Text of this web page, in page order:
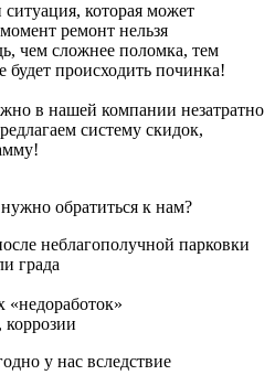
которая может
ремонт нельзя
чем сложнее поломка, тем
будет происходить починка!
в нашей компании незатратно
систему скидок,
обратиться к нам?
неблагополучной парковки
града
«недоработок»
у нас вследствие